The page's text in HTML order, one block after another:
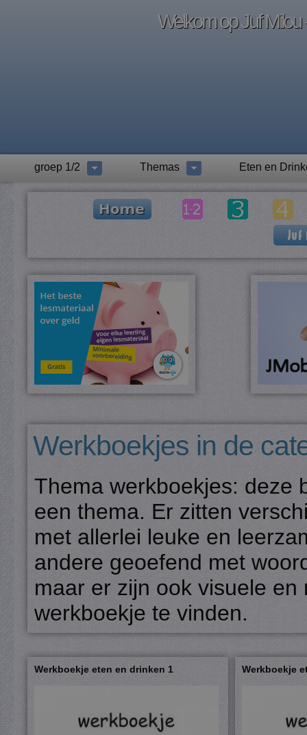
Welkom op Juf Milou
groep 1/2 Themas Eten en
Werkboekjes in de
Thema werkboekjes: deze
een thema. Er zitten
met allerlei leuke en
andere geoefend met
maar er zijn ook visuele
werkboekje te vinden.
Werkboekje eten en drinken 1 Werkboekje